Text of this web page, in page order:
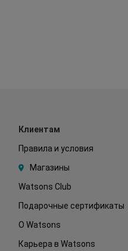
Клиентам
Правила и условия
Магазины
Watsons Club
Подарочные сертификаты
О Watsons
Карьера в Watsons